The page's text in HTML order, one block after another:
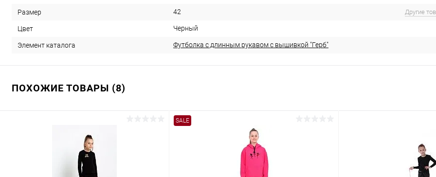
Размер 42 Другие
Цвет Черный
Элемент каталога Футболка с длинным рукавом с вышивкой "Герб"
ПОХОЖИЕ ТОВАРЫ (8)
SALE